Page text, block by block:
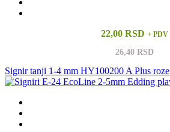
22,00 RSD + PDV
26,40 RSD
Signir tanji 1-4 mm HY100200 A Plus roze